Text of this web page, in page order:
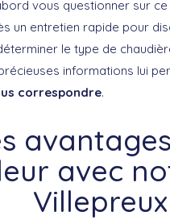
vous questionner sur
un entretien rapide pour
le type de
informations lui
correspondre.
avec
Villepreux